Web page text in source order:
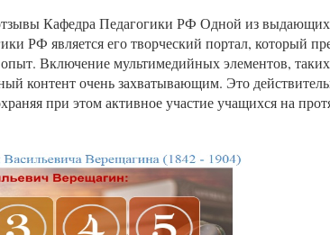
Кафедра Педагогики РФ Одной из
РФ является его творческий портал, который
Включение мультимедийных элементов,
контент очень захватывающим. Это
при этом активное участие учащихся на